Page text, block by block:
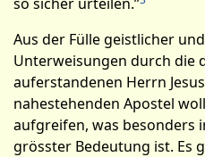
Aus der Fülle geistlicher
Unterweisungen durch die
auferstandenen Herrn
nahestehenden Apostel
aufgreifen, was besonders
grösster Bedeutung ist. Es